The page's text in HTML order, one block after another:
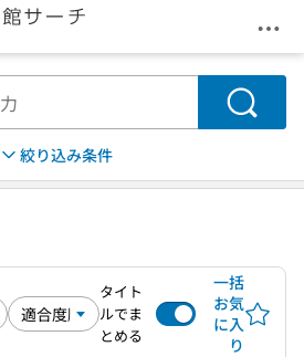
メ
検索
絞り込み条件
タイト
ルでま
とめる
一括
お気
に入
り